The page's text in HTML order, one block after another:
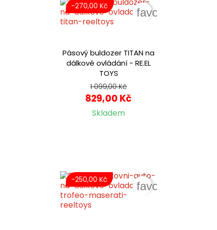
Pásový buldozer TITAN na
dálkové ovládání - RE.EL
TOYS
1 099,00 Kč
829,00 Kč
Skladem
-270,00 Kč
favorite_border
-250,00 Kč
favorite_border